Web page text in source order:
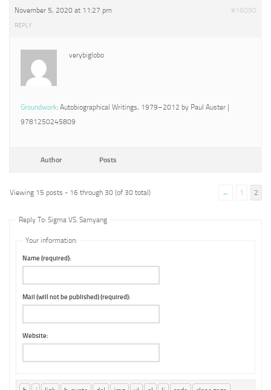
November 5, 2020 at 11:27 pm #16090
REPLY
verybiglobo
Groundwork: Autobiographical Writings, 1979–2012 by Paul Auster |
9781250245809
Author Posts
Viewing 15 posts - 16 through 30 (of 30 total) ← 1 2
Reply To: Sigma VS. Samyang
Your information:
Name (required):
Mail (will not be published) (required):
Website: